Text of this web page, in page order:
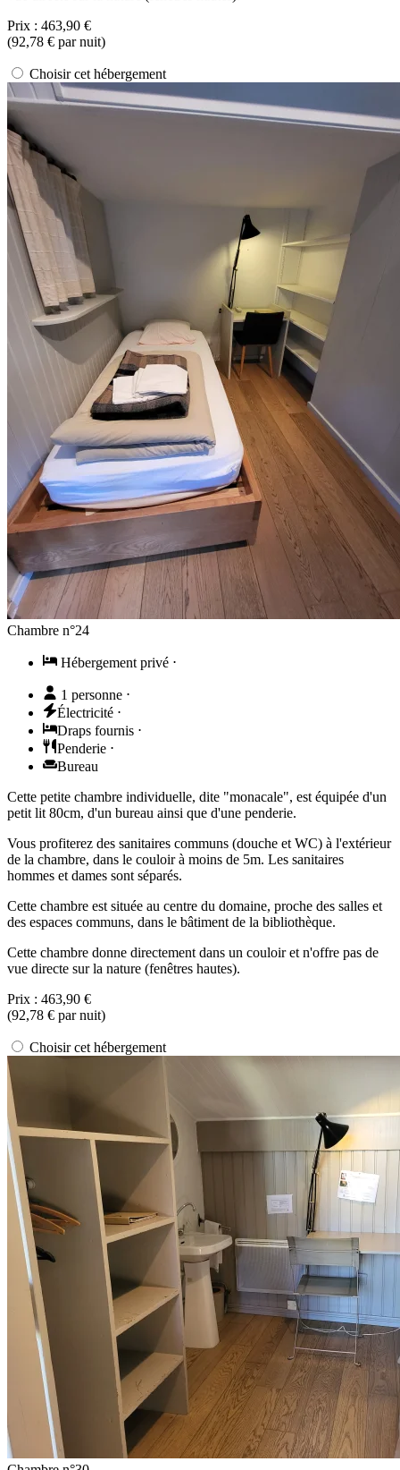
Prix : 463,90 €
(92,78 € par nuit)
Choisir cet hébergement
Chambre n°24
Hébergement privé ⋅
1 personne ⋅
Électricité ⋅
Draps fournis ⋅
Penderie ⋅
Bureau
Cette petite chambre individuelle, dite "monacale", est équipée d'un
petit lit 80cm, d'un bureau ainsi que d'une penderie.
Vous profiterez des sanitaires communs (douche et WC) à l'extérieur
de la chambre, dans le couloir à moins de 5m. Les sanitaires
hommes et dames sont séparés.
Cette chambre est située au centre du domaine, proche des salles et
des espaces communs, dans le bâtiment de la bibliothèque.
Cette chambre donne directement dans un couloir et n'offre pas de
vue directe sur la nature (fenêtres hautes).
Prix : 463,90 €
(92,78 € par nuit)
Choisir cet hébergement